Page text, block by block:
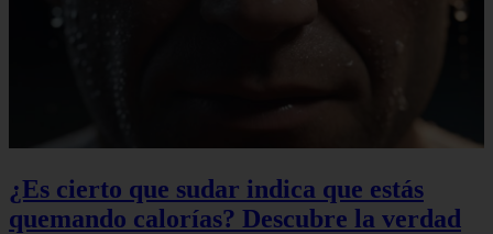
¿Es cierto que sudar indica que estás
quemando calorías? Descubre la verdad